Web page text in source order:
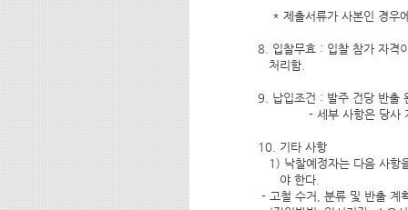
* 제출서류가 사본인 경
8. 입찰무효 : 입찰 참가 자격
   처리함.
9. 납입조건 : 발주 건당 반출
- 세부 사항은 당
10. 기타 사항
1) 낙찰예정자는 다음 사
      야 한다.
- 고철 수거, 분류 및 반출 계